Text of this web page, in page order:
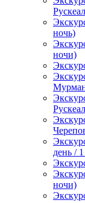
ночь)
ночи)
день /
ночи)